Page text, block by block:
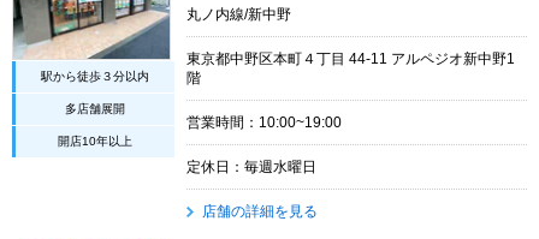
駅から徒歩３分以内
多店舗展開
開店10年以上
丸ノ内線/新中野
東京都中野区本町４丁目 44-11 アルペジオ新中野1
階
営業時間：10:00~19:00
定休日：毎週水曜日
店舗の詳細を見る